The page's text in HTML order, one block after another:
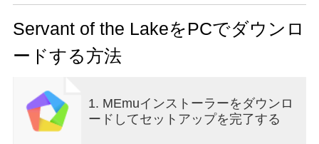
せ、訪問者を迎え、彼らが快適に過ごせるよう気
を配りながら、一族が錬金術の野望を達成するの
を手伝いましょう。
『Servant of the Lake』は、「キューブエスケー
プ」シリーズ、『The Past Within』、
『Underground Blossom』の開発陣が贈る、ラス
ティレイクシリーズの新しいポイント＆クリック
Servant of the LakeをPCでダウンロ
ードする方法
1. MEmuインストーラーをダウンロ
ードしてセットアップを完了する